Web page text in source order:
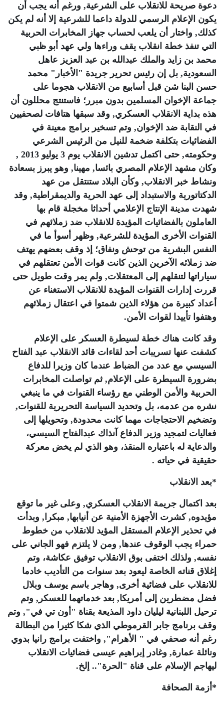
دعوة صريحة للانقلاب على الشرعية, ورغم أنه يجب أن
يكون الإعلام الرسمي للدولة داعما للشرعية إلا أنه لم يكن
كذلك, واختار أن يلعب لحساب جهاز المخابرات الحربية
التي تنفذ خطة انقلاب يقف وراءها ولي عهد أبو ظبي
محمد بن زايد والملك عبدالله بن عبد العزيز عاهل
السعودية, بل إن رئيس تحرير جريدة "الأخبار" محمد
حسن البنا شن قبل أسابيع من الانقلاب هجوما على
جماعة الإخوان المسلمين بدون مبرر؛ فاستنتج محللون أن
هذه بداية الانقلاب العسكري, وقد سبقها هتافات لصحفيين
في النقابة ضد الإخوان, وتم تسخير برامج معينة في
الفضائيات بتكلفة ضخمة للنيل من الرئيس الشرعي
وحكومته, حتى اكتمل تدشين الانقلاب يوم 3 يوليو 2013 ,
وكان مشهد الإعلام المصري بائسا, مهينا, وهو يبرز بسعادة
ونشاط خبر الانقلاب, وكأن البلاد ستنتقل من عهد
الدكتاتورية والاستبداد إلى عهد الحرية والديمقراطية, وقد
شهدت مدينة الإنتاج الإعلامي أحداثا مخجلة قام بها
العاملون بالفضائيات المؤيدة للانقلاب ضد زملائهم في
القنوات الأخرى المؤيدة للشرعية, وظهر أسوأ ما في
النفس البشرية من توحش ونفاق؛ إذ وقف بعضهم يهتف
ضد زملائه الآخرين الذين كانت قوات الأمن تعتقلهم في
سياراتها لتنقلهم إلى المعتقلات, ولم يمر وقت طويل حتى
قررت إدارات القنوات المؤيدة للانقلاب الاستغناء عن
أعداد كبيرة من هؤلاء الذين شمتوا في اعتقال زملائهم
وهتفوا تأييدا لقوات الأمن.
وقد كانت هناك خطة لسيطرة العسكر على الإعلام
كشفت عنها تسريبات أحد لقاءات قائد الانقلاب عبد الفتاح
السيسي مع عدد من الضباط عندما كان وزيرا للدفاع
بضرورة السيطرة على الإعلام, ثم تواصلت المخابرات
الحربية والأمن الوطني مع رؤساء القنوات في ما ينبغي
نشره من عدمه، بل وتحديد السياسة التحريرية للقنوات,
وتضخيم الاحتجاجات مهما كانت محدودة, وتحويلها إلى
فعاليات لتمجيد وزير الدفاع آنذاك عبدالفتاح السيسي،
والدعاية له باعتباره المنقذ، وهو الذي لم يخض معركة
حقيقية في حياته .
*بعد الانقلاب
بعد اكتمال جريمة الانقلاب العسكري, وعلى غير ما توقع
مؤيدوه, كشرت الأجهزة الأمنية عن أنيابها, مبكرا, وبدأت
في تحذير الإعلام المستقل المؤيد للانقلاب من خطوط
حمراء يجب الوقوف عندها, ومن لا يلتزم فهو الجاني على
نفسه, ولذلك اختفى بوق الانقلاب توفيق عكاشة، وتم
إغلاق قناته الخاصة ليعود بعد سنوات من التأديب خادما
للانقلاب على فضائية أخرى, وهاجر باسم يوسف وبلال
فضل مضطرين إلى أمريكا, بعد خدماتهما للعسكر, وتم
ترحيل اللبنانية ليليان داود المذيعة بقناة "أون تي في", وتم
وقف برنامج جابر القرموطي الذي شكا كثيرا من البطالة
رغم أنه صحفي في " الأهرام", واختفت برامج رانيا بدوي
ونائلة عمارة, وغادر إبراهيم عيسى فضائيات الانقلاب
ليهاجم الإسلام على قناة "الحرة".. إلخ.
* أزمة الصحافة